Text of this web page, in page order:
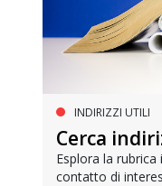
INDIRIZZI UTILI
Cerca
Esplora la
contatto di